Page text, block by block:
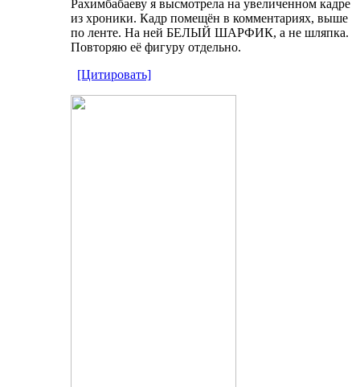
Рахимбабаеву я высмотрела на увеличенном кадре
из хроники. Кадр помещён в комментариях, выше
по ленте. На ней БЕЛЫЙ ШАРФИК, а не шляпка.
Повторяю её фигуру отдельно.
[Цитировать]